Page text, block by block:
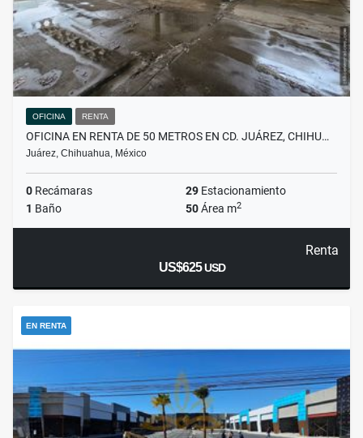
OFICINA RENTA
OFICINA EN RENTA DE 50 METROS EN CD. JUÁREZ, CHIHU…
Juárez, Chihuahua, México
0 Recámaras 29 Estacionamiento
1 Baño 50Área m2
Renta
US$625USD
EN RENTA